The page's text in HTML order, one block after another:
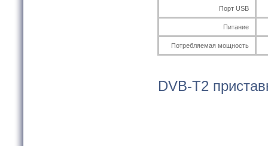
Порт USB
Питание
Потребляемая мощность
DVB-T2